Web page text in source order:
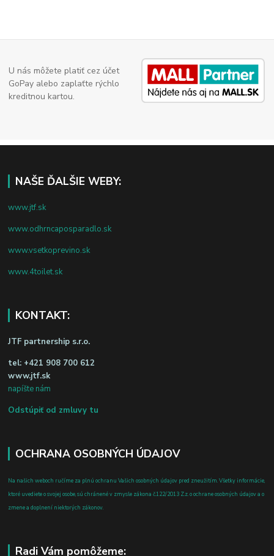
U nás môžete platiť cez účet
GoPay alebo zaplaťte rýchlo
kreditnou kartou.
NAŠE ĎALŠIE WEBY:
www.jtf.sk
www.odhrncaposparadlo.sk
www.vsetkoprevino.sk
www.4toilet.sk
KONTAKT:
JTF partnership s.r.o.
tel: +421 908 700 612
www.jtf.sk
napíšte nám
Odstúpiť od zmluvy tu
OCHRANA OSOBNÝCH ÚDAJOV
Na našich weboch ručíme za plnú ochranu Vašich osobných údajov pred zneužitím. Všetky informácie,
ktoré uvediete o svojej osobe, sú chránené v zmysle zákona č.122/2013 Z.z. o ochrane osobných údajov a o
zmene a doplnení niektorých zákonov.
Radi Vám pomôžeme: